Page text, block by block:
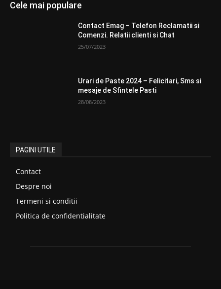
Cele mai populare
Contact Emag – Telefon Reclamatii si
Comenzi. Relatii clienti si Chat
25/07/2023
Urari de Paste 2024 – Felicitari, Sms si
mesaje de Sfintele Pasti
28/08/2023
PAGINI UTILE
Contact
Despre noi
Termeni si conditii
Politica de confidentialitate